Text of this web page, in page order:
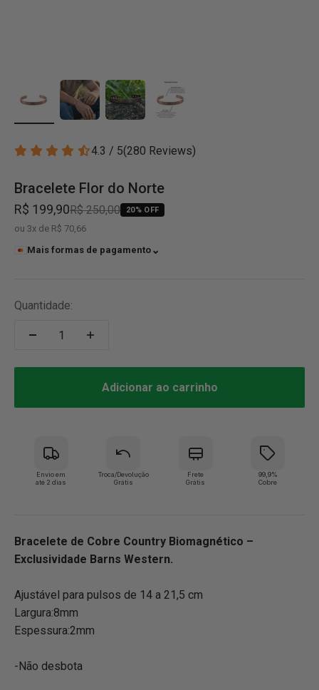
4.3 / 5(280 Reviews)
Bracelete Flor do Norte
R$ 199,90R$ 250,00 20% OFF
ou 3x de R$ 70,66
Mais formas de pagamento ⌄
Quantidade:
Adicionar ao carrinho
Envio em
até 2 dias
Troca/Devolução
Grátis
Frete
Grátis
99,9%
Cobre
Bracelete de Cobre Country Biomagnético –
Exclusividade Barns Western.
Ajustável para pulsos de 14 a 21,5 cm
Largura:8mm
Espessura:2mm
-Não desbota